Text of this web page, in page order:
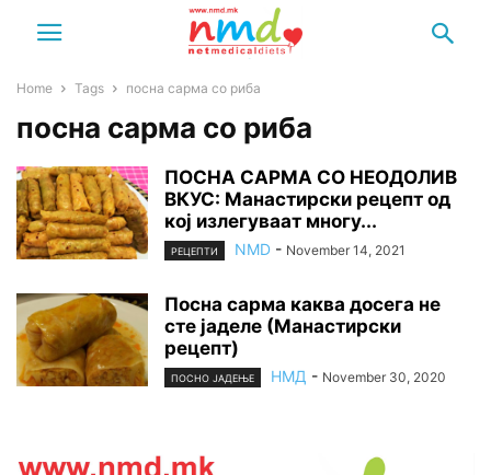
Home Tags посна сарма со риба
посна сарма со риба
ПОСНА САРМА СО НЕОДОЛИВ
ВКУС: Манастирски рецепт од
кој излегуваат многу...
РЕЦЕПТИ NMD - November 14, 2021
Посна сарма каква досега не
сте јаделе (Манастирски
рецепт)
ПОСНО ЈАДЕЊЕ НМД - November 30, 2020